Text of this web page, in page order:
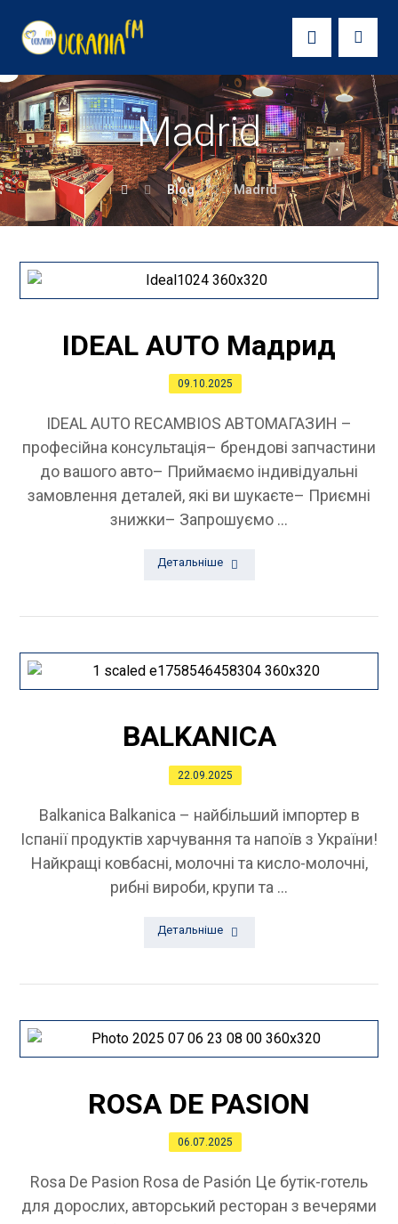
Madrid
Blog Madrid
IDEAL AUTO Мадрид
09.10.2025
IDEAL AUTO RECAMBIOS АВТОМАГАЗИН –
професійна консультація– брендові запчастини
до вашого авто– Приймаємо індивідуальні
замовлення деталей, які ви шукаєте– Приємні
знижки– ⁠Запрошуємо ...
Детальніше
BALKANICA
22.09.2025
Balkanica Balkanica – найбільший імпортер в
Іспанії продуктів харчування та напоїв з України!
Найкращі ковбасні, молочні та кисло-молочні,
рибні вироби, крупи та ...
Детальніше
ROSA DE PASION
06.07.2025
Rosa De Pasion Rosa de Pasión Це бутік-готель
для дорослих, авторський ресторан з вечерями